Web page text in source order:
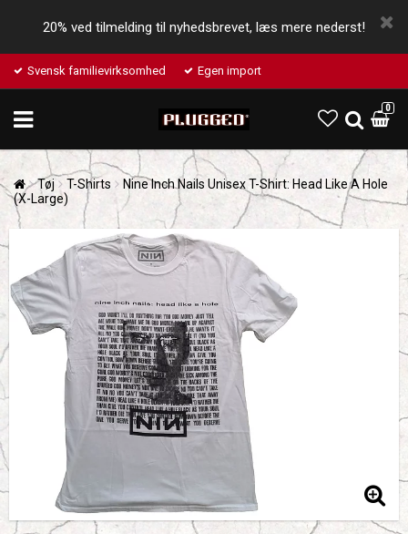
20% ved tilmelding til nyhedsbrevet, læs mere nederst!
Svensk familievirksomhed Egen import
0
Tøj T-Shirts
Nine Inch Nails Unisex T-Shirt: Head Like A Hole
(X-Large)